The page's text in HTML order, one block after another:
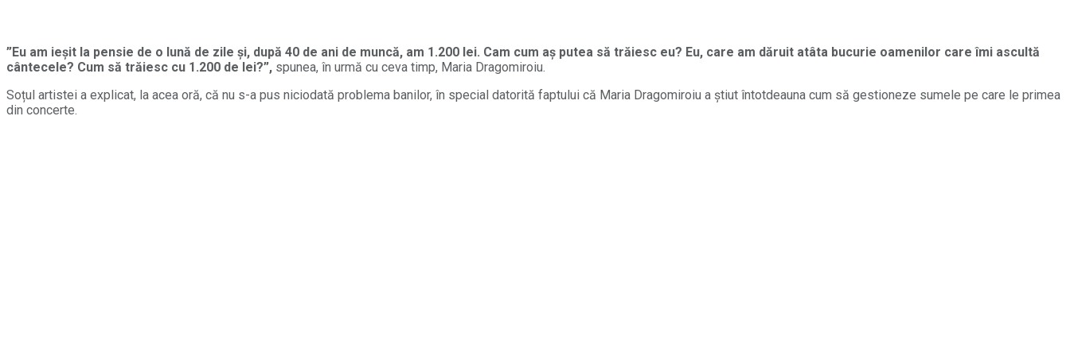
”Eu am ieșit la pensie de o lună de zile și, după 40 de ani de muncă, am 1.200 lei. Cam cum aș putea să trăiesc eu? Eu, care am dăruit atâta bucurie oamenilor care îmi ascultă
cântecele? Cum să trăiesc cu 1.200 de lei?”, spunea, în urmă cu ceva timp, Maria Dragomiroiu.
Soțul artistei a explicat, la acea oră, că nu s-a pus niciodată problema banilor, în special datorită faptului că Maria Dragomiroiu a știut întotdeauna cum să gestioneze sumele pe care le primea
din concerte.